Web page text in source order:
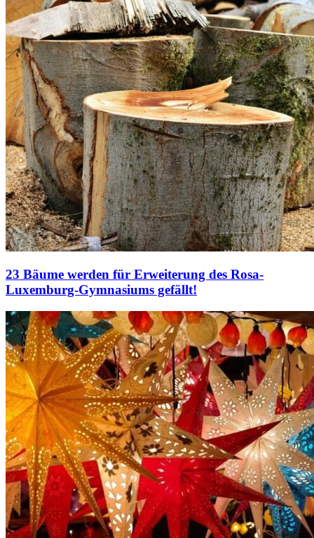
23 Bäume werden für Erweiterung des Rosa-
Luxemburg-Gymnasiums gefällt!